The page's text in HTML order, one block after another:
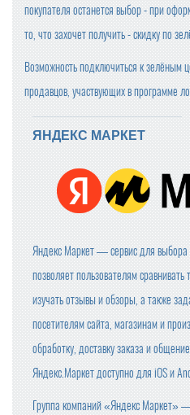
покупателя останется выбор - при
то, что захочет получить - скидку по
Возможность подключиться к зелёным
продавцов, участвующих в программе
ЯНДЕКС МАРКЕТ
Яндекс Маркет — сервис для выбора
позволяет пользователям
изучать отзывы и обзоры, а также
посетителям сайта, магазинам и
обработку, доставку заказа и
Яндекс.Маркет доступно для iOS и
Группа компаний «Яндекс Маркет»